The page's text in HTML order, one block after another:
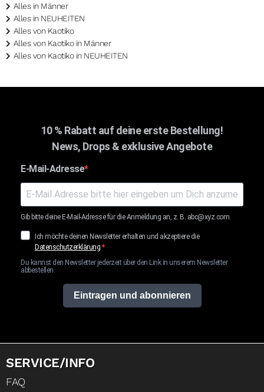
Alles in Männer
Alles in NEUHEITEN
Alles von Kaotiko
Alles von Kaotiko in Männer
Alles von Kaotiko in NEUHEITEN
10 % Rabatt auf deine erste Bestellung!
News, Drops & exklusive Angebote
E-Mail-Adresse
Gib bitte deine E-Mail-Adresse für die Anmeldung an, z. B. abc@xyz.com.
Ich möchte deinen Newsletter erhalten und akzeptiere die
Datenschutzerklärung
Du kannst den Newsletter jederzeit über den Link in unserem Newsletter
abbestellen.
Eintragen und abonnieren
SERVICE/INFO
FAQ